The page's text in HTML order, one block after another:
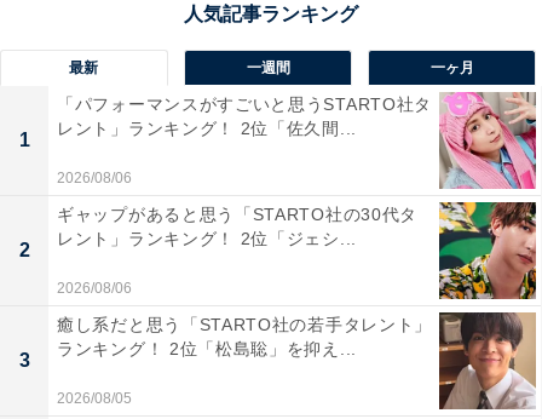
ICT環境が県トップレベルで整っており、学習支援アプ
リの導入や補習が希望制になるなど、新たな試みを積極
的に導入しています。
回答コメントでは「偏差値も高く、スポーツも強くて有
名だから」（20代男性／福岡県）、「島根県では偏差値
がトップクラスである」（50代男性／徳島県）、「竹下
元首相など著名人を多く輩出しております」（40代男性
／佐賀県）などの声が集まりました。
※回答コメントは原文ママです
最新 一週間 一ヶ月
1
「パフォーマンスがすごいと思うSTARTO社タ
レント」ランキング！ 2位「佐久間...
2026/08/06
2
ギャップがあると思う「STARTO社の30代タ
レント」ランキング！ 2位「ジェシ...
2026/08/06
3
癒し系だと思う「STARTO社の若手タレント」
ランキング！ 2位「松島聡」を抑え...
2026/08/05